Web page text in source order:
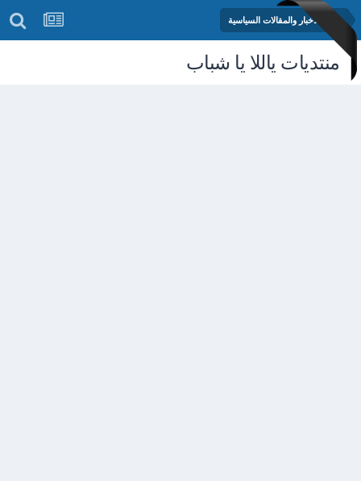
منتدى الأخبار والمقالات السياسية
منتديات ياللا يا شباب